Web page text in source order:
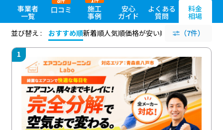
事業者
一覧
口コミ 施工
事例
安心
ガイド
よくある
質問
料金
相場
並び替え :
おすすめ順新着順人気順価格が安い順 評価が高い順
（7件）
1